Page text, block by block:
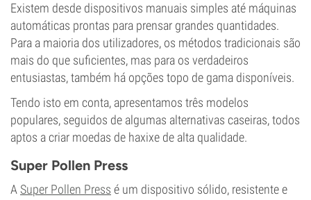
Existem desde dispositivos manuais simples até máquinas
automáticas prontas para prensar grandes quantidades.
Para a maioria dos utilizadores, os métodos tradicionais são
mais do que suficientes, mas para os verdadeiros
entusiastas, também há opções topo de gama disponíveis.
Tendo isto em conta, apresentamos três modelos
populares, seguidos de algumas alternativas caseiras, todos
aptos a criar moedas de haxixe de alta qualidade.
Super Pollen Press
A Super Pollen Press é um dispositivo sólido, resistente e